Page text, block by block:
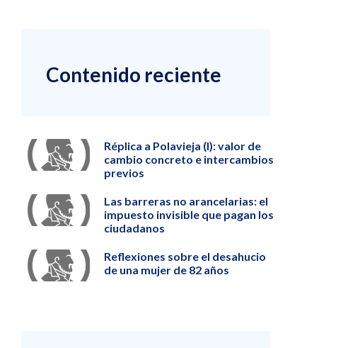
Contenido reciente
Réplica a Polavieja (I): valor de
cambio concreto e intercambios
previos
Las barreras no arancelarias: el
impuesto invisible que pagan los
ciudadanos
Reflexiones sobre el desahucio
de una mujer de 82 años